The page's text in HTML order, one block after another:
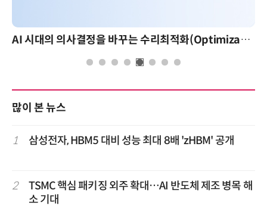
AI 시대의 의사결정을 바꾸는 수리최적화(Optimization): 실제 산업 적용 사례와 활용 전략
많이 본 뉴스
1 삼성전자, HBM5 대비 성능 최대 8배 'zHBM' 공개
2
TSMC 핵심 패키징 외주 확대…AI 반도체 제조 병목 해
소 기대